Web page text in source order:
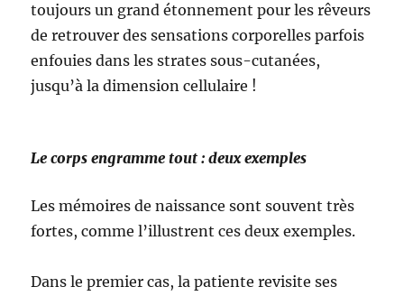
toujours un grand étonnement pour les rêveurs
de retrouver des sensations corporelles parfois
enfouies dans les strates sous-cutanées,
jusqu’à la dimension cellulaire !
Le corps engramme tout : deux exemples
Les mémoires de naissance sont souvent très
fortes, comme l’illustrent ces deux exemples.
Dans le premier cas, la patiente revisite ses